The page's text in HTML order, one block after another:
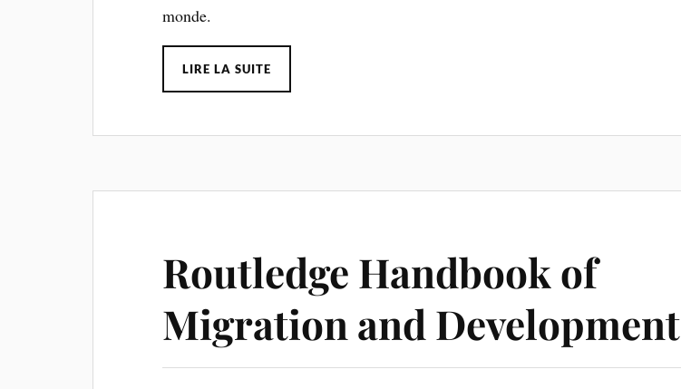
monde.
LIRE LA SUITE
Routledge Handbook of
Migration and Development